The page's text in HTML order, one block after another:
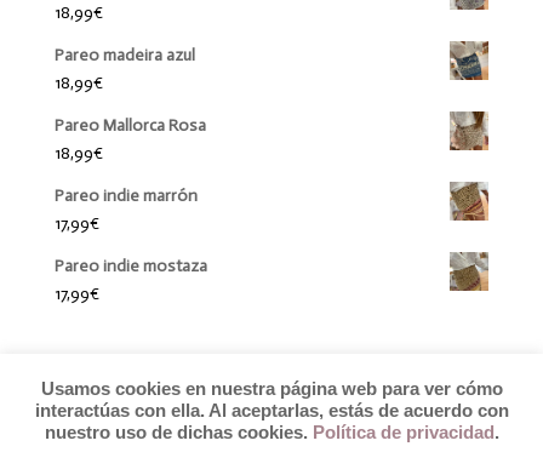
18,99€
Pareo madeira azul
18,99€
Pareo Mallorca Rosa
18,99€
Pareo indie marrón
17,99€
Pareo indie mostaza
17,99€
Usamos cookies en nuestra página web para ver cómo
interactúas con ella. Al aceptarlas, estás de acuerdo con
nuestro uso de dichas cookies. Política de privacidad .